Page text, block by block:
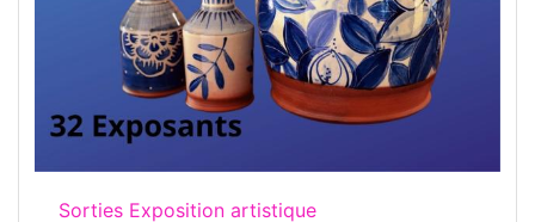
Sorties Exposition artistique